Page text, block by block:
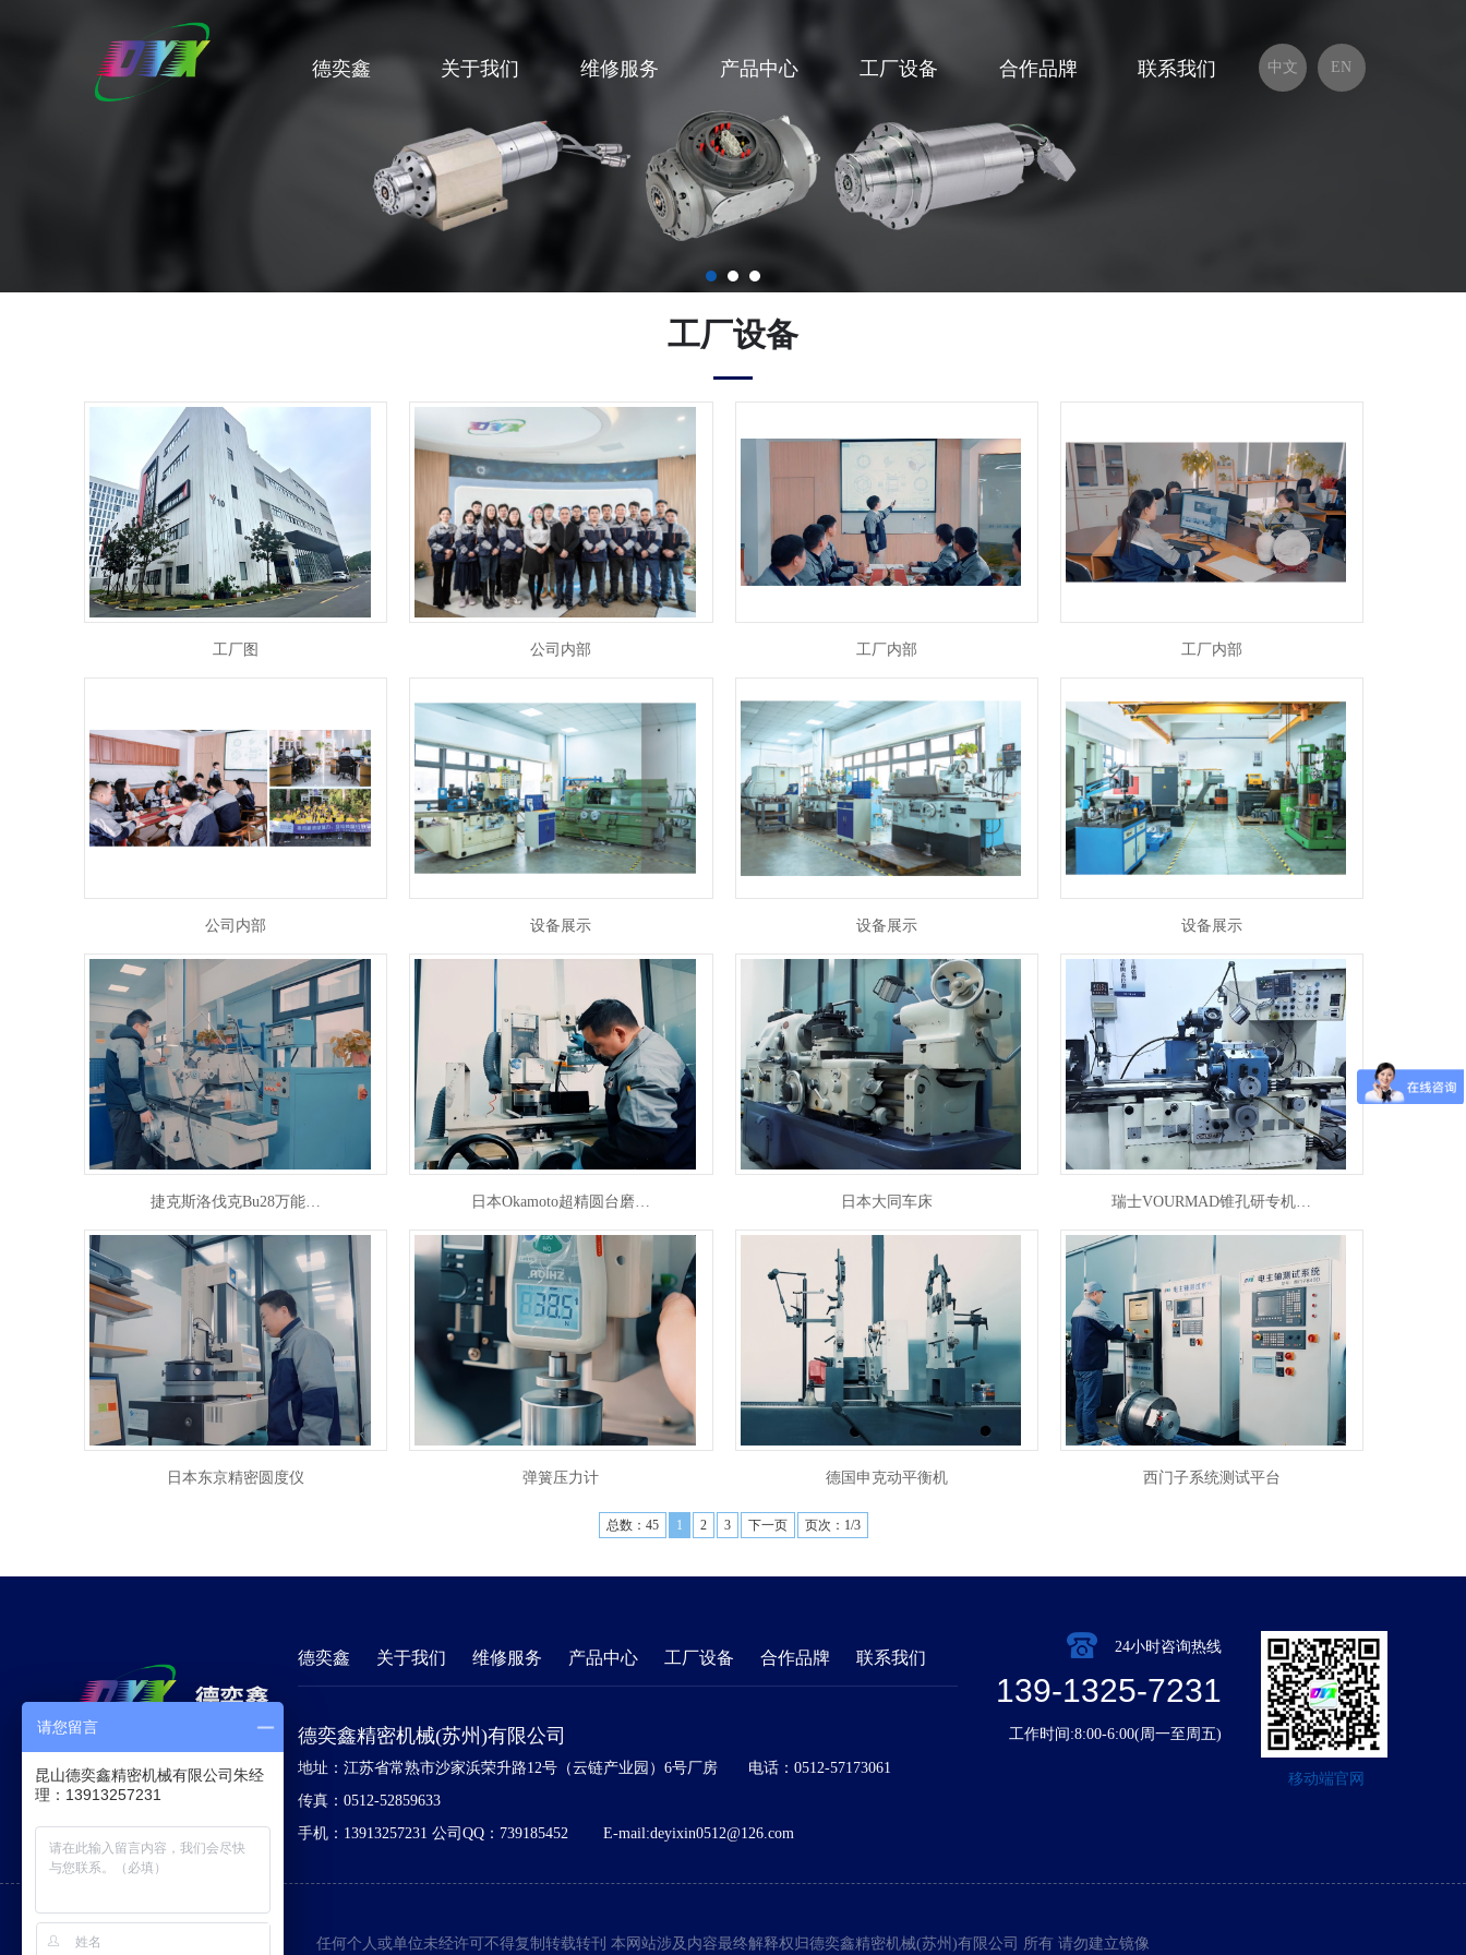
德奕鑫 关于我们 维修服务 产品中心 工厂设备 合作品牌 联系我们 中文 EN
工厂设备
工厂图 公司内部 工厂内部 工厂内部
公司内部 设备展示 设备展示 设备展示
捷克斯洛伐克Bu28万能… 日本Okamoto超精圆台磨… 日本大同车床 瑞士VOURMAD锥孔研专机…
日本东京精密圆度仪 弹簧压力计 德国申克动平衡机 西门子系统测试平台
总数：45 1 2 3 下一页 页次：1/3
德奕鑫 关于我们 维修服务 产品中心 工厂设备 合作品牌 联系我们
德奕鑫精密机械(苏州)有限公司
地址：江苏省常熟市沙家浜荣升路12号（云链产业园）6号厂房
电话：0512-57173061
传真：0512-52859633
手机：13913257231 公司QQ：739185452 E-mail:deyixin0512@126.com
24小时咨询热线
139-1325-7231
工作时间:8:00-6:00(周一至周五)
移动端官网
任何个人或单位未经许可不得复制转载转刊 本网站涉及内容最终解释权归德奕鑫精密机械(苏州)有限公司 所有 请勿建立镜像
请您留言
昆山德奕鑫精密机械有限公司朱经
理：13913257231